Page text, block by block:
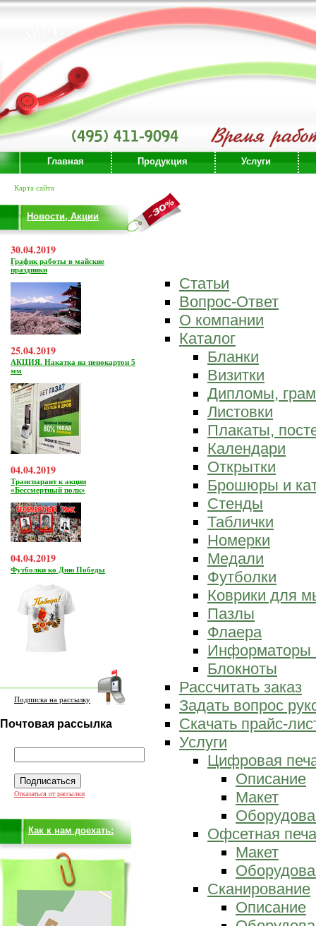
Главная Продукция Услуги
Карта сайта
Новости, Акции
30.04.2019
График работы в майские
праздники
25.04.2019
АКЦИЯ. Накатка на пенокартон 5
мм
04.04.2019
Транспарант к акции
«Бессмертный полк»
04.04.2019
Футболки ко Дню Победы
Подписка на рассылку
Почтовая рассылка
Отказаться от рассылки
Как к нам доехать:
Статьи
Вопрос-Ответ
О компании
Каталог
Бланки
Визитки
Дипломы,
Листовки
Плакаты,
Календари
Открытки
Брошюры и
Стенды
Таблички
Номерки
Медали
Футболки
Коврики для
Пазлы
Флаера
Информаторы
Блокноты
Рассчитать заказ
Задать вопрос
Скачать прайс-
Услуги
Цифровая
Описание
Макет
Офсетная
Макет
Сканирование
Описание